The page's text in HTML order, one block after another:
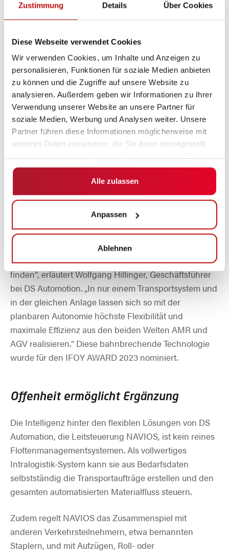
Zustimmung Details Über Cookies
Diese Webseite verwendet Cookies
Wir verwenden Cookies, um Inhalte und Anzeigen zu
personalisieren, Funktionen für soziale Medien anbieten
zu können und die Zugriffe auf unsere Website zu
analysieren. Außerdem geben wir Informationen zu Ihrer
Verwendung unserer Website an unsere Partner für
soziale Medien, Werbung und Analysen weiter. Unsere
Partner führen diese Informationen möglicherweise mit
weiteren Daten zusammen, die Sie ihnen bereitgestellt
gesammelt haben.
Alle zulassen
Anpassen
Ablehnen
Planbare Autonomie
Die bald in allen Fahrzeugen von DS Automotion
einheitlich verbaute Fahrzeugsoftware ARCOS
(Autonomous Robot Control & Operating System)
erlaubt diesen, wahlweise autonome Funktionen zu
nutzen oder durch vordefinierte Spuren abzufahren,
also den wahlweisen Betrieb als AGV oder AMR. Das
ermöglicht im Zusammenspiel mit der Leitsteuerung
NAVIOS das kooperative und kollaborative Navigieren
mit einem planbaren Grad an Autonomie.
„Anwender können Navigationskorridore definieren,
innerhalb derer die Fahrzeuge ihren Weg selbst
finden“, erläutert Wolfgang Hillinger, Geschäftsführer
bei DS Automotion. „In nur einem Transportsystem und
in der gleichen Anlage lassen sich so mit der
planbaren Autonomie höchste Flexibilität und
maximale Effizienz aus den beiden Welten AMR und
AGV realisieren.“ Diese bahnbrechende Technologie
wurde für den IFOY AWARD 2023 nominiert.
Offenheit ermöglicht Ergänzung
Die Intelligenz hinter den flexiblen Lösungen von DS
Automation, die Leitsteuerung NAVIOS, ist kein reines
Flottenmanagementsystemen. Als vollwertiges
Intralogistik-System kann sie aus Bedarfsdaten
selbstständig die Transportaufträge erstellen und den
gesamten automatisierten Materialfluss steuern.
Zudem regelt NAVIOS das Zusammenspiel mit
anderen Verkehrsteilnehmern, etwa bemannten
Staplern, und mit Aufzügen, Roll- oder